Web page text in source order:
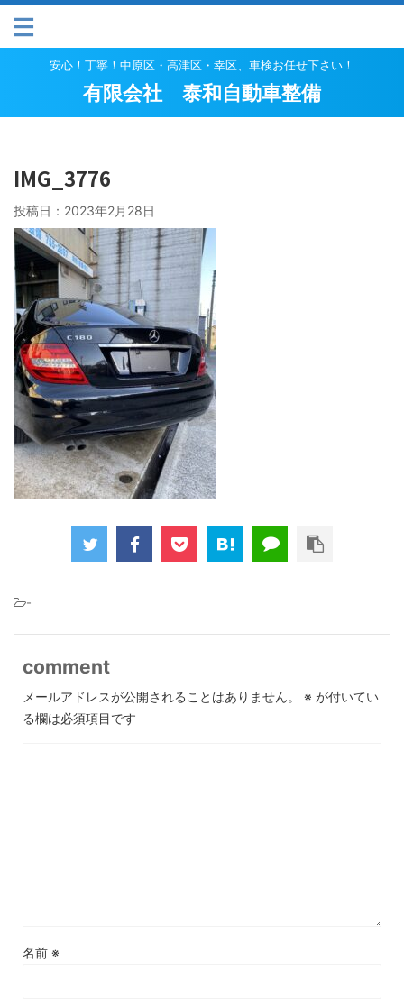
安心！丁寧！中原区・高津区・幸区、車検お任せ下さい！
有限会社 泰和自動車整備
IMG_3776
投稿日： 2023年2月28日
-
comment
メールアドレスが公開されることはありません。 ※ が付いてい
る欄は必須項目です
名前 ※